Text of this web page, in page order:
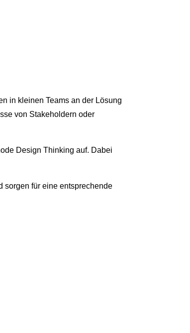
in kleinen Teams an der Lösung
von Stakeholdern oder
Design Thinking auf. Dabei
sorgen für eine entsprechende